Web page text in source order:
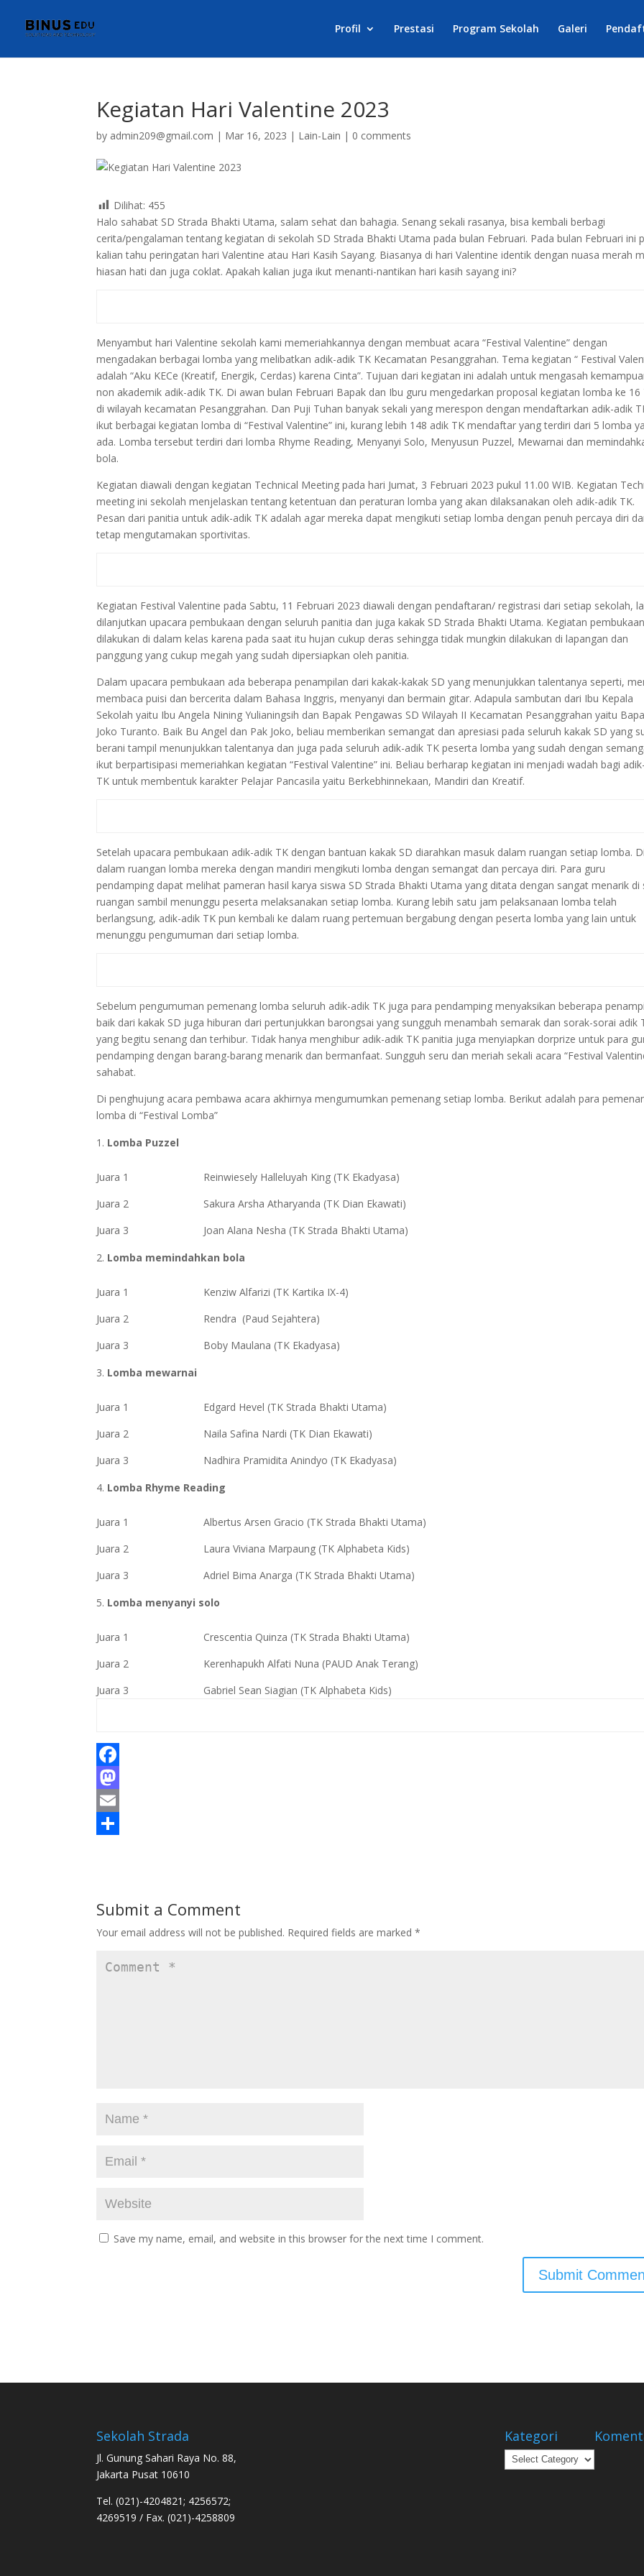
Profil Prestasi Program Sekolah Galeri
Kegiatan Hari Valentine 2023
by admin209@gmail.com | Mar 16, 2023 | Lain-Lain | 0 comments
Dilihat: 455
Halo sahabat SD Strada Bhakti Utama, salam sehat dan bahagia. Senang sekali rasanya, bisa kembali berbagi
cerita/pengalaman tentang kegiatan di sekolah SD Strada Bhakti Utama pada bulan Februari. Pada bulan Februari ini
kalian tahu peringatan hari Valentine atau Hari Kasih Sayang. Biasanya di hari Valentine identik dengan nuasa merah
hiasan hati dan juga coklat. Apakah kalian juga ikut menanti-nantikan hari kasih sayang ini?
Menyambut hari Valentine sekolah kami memeriahkannya dengan membuat acara “Festival Valentine” dengan
mengadakan berbagai lomba yang melibatkan adik-adik TK Kecamatan Pesanggrahan. Tema kegiatan “ Festival
adalah “Aku KECe (Kreatif, Energik, Cerdas) karena Cinta”. Tujuan dari kegiatan ini adalah untuk mengasah
non akademik adik-adik TK. Di awan bulan Februari Bapak dan Ibu guru mengedarkan proposal kegiatan lomba ke 16
di wilayah kecamatan Pesanggrahan. Dan Puji Tuhan banyak sekali yang merespon dengan mendaftarkan adik-adik
ikut berbagai kegiatan lomba di “Festival Valentine” ini, kurang lebih 148 adik TK mendaftar yang terdiri dari 5 lomba
ada. Lomba tersebut terdiri dari lomba Rhyme Reading, Menyanyi Solo, Menyusun Puzzel, Mewarnai dan
bola.
Kegiatan diawali dengan kegiatan Technical Meeting pada hari Jumat, 3 Februari 2023 pukul 11.00 WIB. Kegiatan
meeting ini sekolah menjelaskan tentang ketentuan dan peraturan lomba yang akan dilaksanakan oleh adik-adik TK.
Pesan dari panitia untuk adik-adik TK adalah agar mereka dapat mengikuti setiap lomba dengan penuh percaya diri
tetap mengutamakan sportivitas.
Kegiatan Festival Valentine pada Sabtu, 11 Februari 2023 diawali dengan pendaftaran/ registrasi dari setiap sekolah,
dilanjutkan upacara pembukaan dengan seluruh panitia dan juga kakak SD Strada Bhakti Utama. Kegiatan pembukaan
dilakukan di dalam kelas karena pada saat itu hujan cukup deras sehingga tidak mungkin dilakukan di lapangan dan
panggung yang cukup megah yang sudah dipersiapkan oleh panitia.
Dalam upacara pembukaan ada beberapa penampilan dari kakak-kakak SD yang menunjukkan talentanya seperti,
membaca puisi dan bercerita dalam Bahasa Inggris, menyanyi dan bermain gitar. Adapula sambutan dari Ibu Kepala
Sekolah yaitu Ibu Angela Nining Yulianingsih dan Bapak Pengawas SD Wilayah II Kecamatan Pesanggrahan yaitu
Joko Turanto. Baik Bu Angel dan Pak Joko, beliau memberikan semangat dan apresiasi pada seluruh kakak SD yang
berani tampil menunjukkan talentanya dan juga pada seluruh adik-adik TK peserta lomba yang sudah dengan
ikut berpartisipasi memeriahkan kegiatan “Festival Valentine” ini. Beliau berharap kegiatan ini menjadi wadah bagi
TK untuk membentuk karakter Pelajar Pancasila yaitu Berkebhinnekaan, Mandiri dan Kreatif.
Setelah upacara pembukaan adik-adik TK dengan bantuan kakak SD diarahkan masuk dalam ruangan setiap lomba. Di
dalam ruangan lomba mereka dengan mandiri mengikuti lomba dengan semangat dan percaya diri. Para guru
pendamping dapat melihat pameran hasil karya siswa SD Strada Bhakti Utama yang ditata dengan sangat menarik di
ruangan sambil menunggu peserta melaksanakan setiap lomba. Kurang lebih satu jam pelaksanaan lomba telah
berlangsung, adik-adik TK pun kembali ke dalam ruang pertemuan bergabung dengan peserta lomba yang lain untuk
menunggu pengumuman dari setiap lomba.
Sebelum pengumuman pemenang lomba seluruh adik-adik TK juga para pendamping menyaksikan beberapa
baik dari kakak SD juga hiburan dari pertunjukkan barongsai yang sungguh menambah semarak dan sorak-sorai adik
yang begitu senang dan terhibur. Tidak hanya menghibur adik-adik TK panitia juga menyiapkan dorprize untuk para
pendamping dengan barang-barang menarik dan bermanfaat. Sungguh seru dan meriah sekali acara “Festival
sahabat.
Di penghujung acara pembawa acara akhirnya mengumumkan pemenang setiap lomba. Berikut adalah para
lomba di “Festival Lomba”
Lomba Puzzel
Juara 1 Reinwiesely Halleluyah King (TK Ekadyasa)
Juara 2 Sakura Arsha Atharyanda (TK Dian Ekawati)
Juara 3 Joan Alana Nesha (TK Strada Bhakti Utama)
Lomba memindahkan bola
Juara 1 Kenziw Alfarizi (TK Kartika IX-4)
Juara 2 Rendra (Paud Sejahtera)
Juara 3 Boby Maulana (TK Ekadyasa)
Lomba mewarnai
Juara 1 Edgard Hevel (TK Strada Bhakti Utama)
Juara 2 Naila Safina Nardi (TK Dian Ekawati)
Juara 3 Nadhira Pramidita Anindyo (TK Ekadyasa)
Lomba Rhyme Reading
Juara 1 Albertus Arsen Gracio (TK Strada Bhakti Utama)
Juara 2 Laura Viviana Marpaung (TK Alphabeta Kids)
Juara 3 Adriel Bima Anarga (TK Strada Bhakti Utama)
Lomba menyanyi solo
Juara 1 Crescentia Quinza (TK Strada Bhakti Utama)
Juara 2 Kerenhapukh Alfati Nuna (PAUD Anak Terang)
Juara 3 Gabriel Sean Siagian (TK Alphabeta Kids)
F
a
c
o
k
M
a
d
o
E
lr
e
Submit a Comment
Your email address will not be published. Required fields are marked*
Save my name, email, and website in this browser for the next time I comment.
Sekolah Strada
Jl. Gunung Sahari Raya No. 88,
Jakarta Pusat 10610
Tel. (021)-4204821; 4256572;
4269519 / Fax. (021)-4258809
Kategori
Kategori